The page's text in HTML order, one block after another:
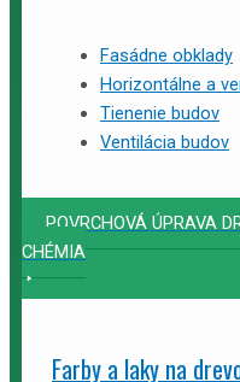
Fasádne obklady
Horizontálne a
Tienenie budov
Ventilácia budov
POVRCHOVÁ ÚPRAVA
CHÉMIA
Farby a laky na